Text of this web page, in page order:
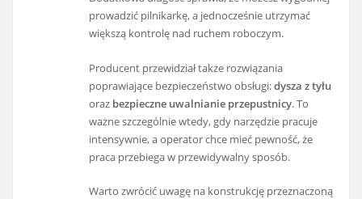
prowadzić pilnikarkę, a jednocześnie utrzymać
większą kontrolę nad ruchem roboczym.
Producent przewidział także rozwiązania
poprawiające bezpieczeństwo obsługi:dysza z tyłu
oraz bezpieczne uwalnianie przepustnicy. To
ważne szczególnie wtedy, gdy narzędzie pracuje
intensywnie, a operator chce mieć pewność, że
praca przebiega w przewidywalny sposób.
Warto zwrócić uwagę na konstrukcję przeznaczoną